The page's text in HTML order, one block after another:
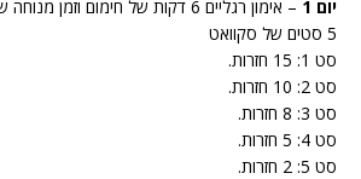
יום 1
– אימון רגליים 6 דקות של חימום וזמן מנוחה של 3-4 דקות בין סטים.
5 סטים של סקוואט
סט 1: 15 חזרות.
סט 2: 10 חזרות.
סט 3: 8 חזרות.
סט 4: 5 חזרות.
סט 5: 2 חזרות.